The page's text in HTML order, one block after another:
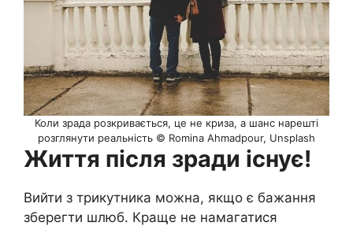
Коли зрада розкривається, це не криза, а шанс нарешті
розглянути реальність © Romina Ahmadpour, Unsplash
Життя після зради існує!
Вийти з трикутника можна, якщо є бажання
зберегти шлюб. Краще не намагатися